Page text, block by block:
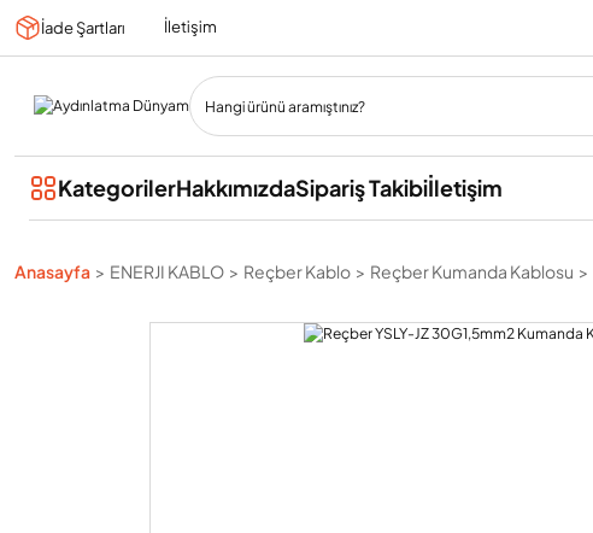
İade Şartları İletişim
KategorilerHakkımızdaSipariş Takibiİletişim
Anasayfa ENERJI KABLO Reçber Kablo Reçber Kumanda Kablosu